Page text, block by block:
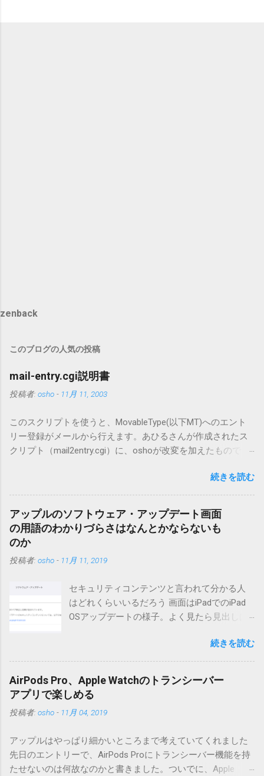
zenback
このブログの人気の投稿
mail-entry.cgi説明書
投稿者: osho - 11月 11, 2003
このスクリプトを使うと、MovableType(以下MT)へのエント
リー登録がメールから行えます。あひるさんが作成されたス
クリプト（mail2entry.cgi）に、oshoが改変を加えたもので
ーも出来ます。 バージョン0.5.3以降の動作確認はMT3.11で行
っています。0.5.2まではMT2.661で確認していました。0.5.3以
降もたぶん動くと思います。 現在のバージョンは0.5.3です。
（2004/12/4リリース）※0.6.3を公開しています。まだ心配な
点が多いため、こちらにはリンクしていません。安定を求め
る方は0.5.3を、新版の機能が必要な方は0.6.3をご利用くださ
い。 こちら からどうぞ。 0.3.6までのバージョンに、エント
版へのアップデートを強くお勧めしてます。 mail-entry.zipを
ダウンロードするにはここをクリックしてください。
（Windowsから解凍したフォルダを見ると「_MACOSX」とい
りませんので無視してください。MacOS XでZIP圧縮している
ため、Mac独自のファイル情報が含まれてしまうようで
す。） Ver.0.3.0以降用の差分ファイルはこちら 。ZIP圧縮して
まとめてあります。いまのバージョン番号と同じバージョン
合は一つずつ順に適用していく必要があります。0.5.0以降
ません。改造してる方向けに、バージョンアップポイントを
お知らせするのが主な目的となっています。 まずはどんなふ
続きを読む
アップルのソフトウェア・アップデート画面
の用語のわかりづらさはなんとかならないも
のか
投稿者: osho - 11月 11, 2019
セキュリティコンテンツと言われて分かる人
はどれくらいいるだろう 画面はiPadでのiPad
OSアップデートの様子。よく見たら見出しは
の名前としてはいまだにiOSのままとか、そん
な理由じゃないでしょうね。 それは混乱のも
ア・アップデートのセキュリティコンテンツ
については、以下のWebサイトをご覧くださ
い」の部分。 セキュリティコンテンツ…？ こ
す。人によってはここで悩んだ結果、アップ
デートをしない人も出てきそうですよ。アッ
プデートに限らず、分からないけどやってみ
続きを読む
AirPods Pro、Apple Watchのトランシーバー
アプリで楽しめる
投稿者: osho - 11月 04, 2019
アップルはやっぱり細かいところまで考えていてくれました
先日のエントリーで、AirPods Proにトランシーバー機能を持
たせないのは何故なのかと書きました。ついでに、Apple